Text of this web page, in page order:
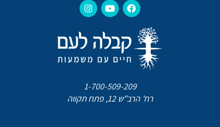
1-700-509-209
רח' הרב"ש 12, פתח תקווה